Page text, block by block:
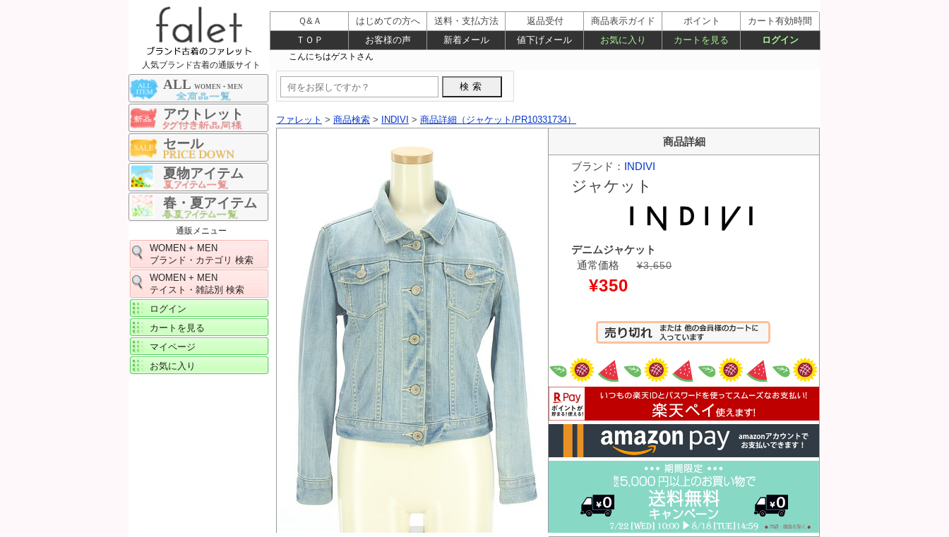
人気ブランド古着の通販サイト
ALL WOMEN + MEN
アウトレット
セール
夏物アイテム
春・夏アイテム
通販メニュー
WOMEN + MEN
ブランド・カテゴリ 検索
WOMEN + MEN
テイスト・雑誌別 検索
ログイン
カートを見る
マイページ
お気に入り
ファレット > 商品検索 > INDIVI > 商品詳細（ジャケット/PR10331734）
商品詳細
ブランド： INDIVI
ジャケット
デニムジャケット
通常価格
¥3,650
¥350
カートへ入れる
Ｑ&Ａ はじめての方へ 送料・支払方法 返品受付 商品表示ガイド ポイント
カート有効時間
ＴＯＰ
お客様の声 新着メール 値下げメール お気に入り カートを見る ログイン